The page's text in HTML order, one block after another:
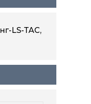
LS-ТАС,